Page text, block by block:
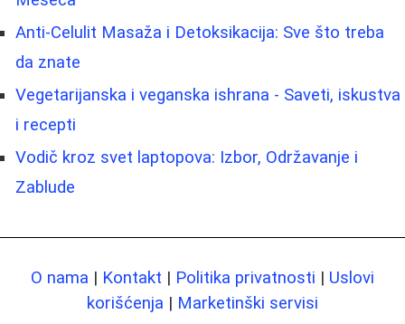
Anti-Celulit Masaža i Detoksikacija: Sve što treba
da znate
Vegetarijanska i veganska ishrana - Saveti, iskustva
i recepti
Vodič kroz svet laptopova: Izbor, Održavanje i
Zablude
O nama | Kontakt | Politika privatnosti | Uslovi
korišćenja | Marketinški servisi